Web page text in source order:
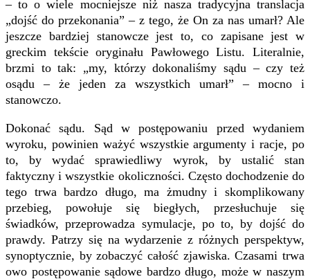
– to o wiele mocniejsze niż nasza tradycyjna translacja
„dojść do przekonania” – z tego, że On za nas umarł? Ale
jeszcze bardziej stanowcze jest to, co zapisane jest w
greckim tekście oryginału Pawłowego Listu. Literalnie,
brzmi to tak: „my, którzy dokonaliśmy sądu – czy też
osądu – że jeden za wszystkich umarł” – mocno i
stanowczo.
Dokonać sądu. Sąd w postępowaniu przed wydaniem
wyroku, powinien ważyć wszystkie argumenty i racje, po
to, by wydać sprawiedliwy wyrok, by ustalić stan
faktyczny i wszystkie okoliczności. Często dochodzenie do
tego trwa bardzo długo, ma żmudny i skomplikowany
przebieg, powołuje się biegłych, przesłuchuje się
świadków, przeprowadza symulacje, po to, by dojść do
prawdy. Patrzy się na wydarzenie z różnych perspektyw,
synoptycznie, by zobaczyć całość zjawiska. Czasami trwa
owo postępowanie sądowe bardzo długo, może w naszym